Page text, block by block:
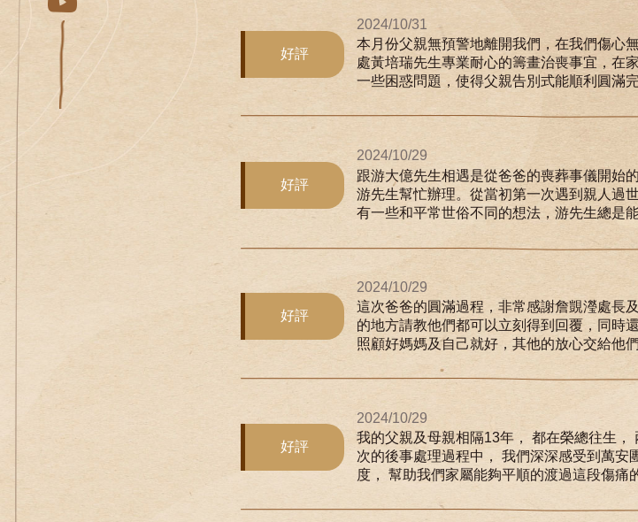
好評
2024/10/31
本月份父親無預警地離開我們，在我們傷心
處黃培瑞先生專業耐心的籌畫治喪事宜，在
一些困惑問題，使得父親告別式能順利圓滿
好評
2024/10/29
跟游大億先生相遇是從爸爸的喪葬事儀開始
游先生幫忙辦理。從當初第一次遇到親人過
有一些和平常世俗不同的想法，游先生總是
好評
2024/10/29
這次爸爸的圓滿過程，非常感謝詹覬瀅處長
的地方請教他們都可以立刻得到回覆，同時
照顧好媽媽及自己就好，其他的放心交給他
好評
2024/10/29
我的父親及母親相隔13年， 都在榮總往生
次的後事處理過程中， 我們深深感受到萬安
度， 幫助我們家屬能夠平順的渡過這段傷痛